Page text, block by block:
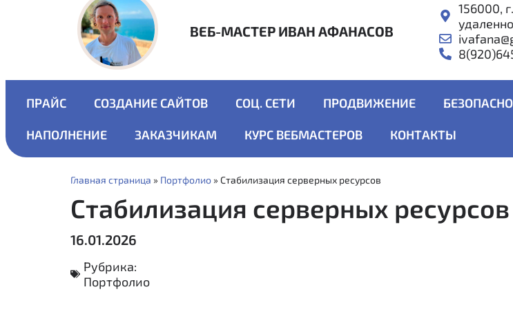
ВЕБ-МАСТЕР ИВАН АФАНАСОВ
156000,
ПРАЙС СОЗДАНИЕ САЙТОВ СОЦ. СЕТИ ПРОДВИЖЕНИЕ
НАПОЛНЕНИЕ ЗАКАЗЧИКАМ КУРС ВЕБМАСТЕРОВ КОНТАКТЫ
Главная страница » Портфолио » Стабилизация серверных ресурсов
Стабилизация серверных ресурсов
16.01.2026
Рубрика:
Портфолио